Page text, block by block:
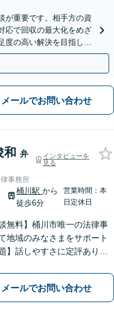
が重要です。相手方の資
応で回収の最大化をめざ
度の高い解決を目指しま
メールでお問い合わせ
和 弁
インタビューを
見る
事務所
桶川駅から
徒歩6分
営業時間：本
日定休日
無料】桶川市唯一の法律事
地域のみなさまをサポート
】話しやすさに定評あり！1
ターネット】スピーディー
滑な解決を目指します【桶
【オンライン相談OK】
メールでお問い合わせ